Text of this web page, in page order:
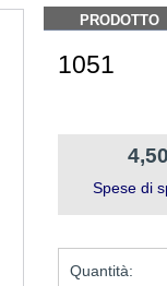
PRODOTTO
1051
Spese di
Quantità: